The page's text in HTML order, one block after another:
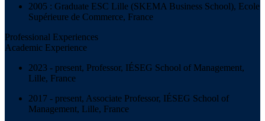
2005 : Graduate ESC Lille (SKEMA Business School), Ecole
Supérieure de Commerce, France
Professional Experiences
Academic Experience
2023 - present, Professor, IÉSEG School of Management,
Lille, France
2017 - present, Associate Professor, IÉSEG School of
Management, Lille, France